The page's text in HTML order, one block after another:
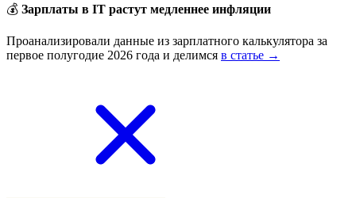
💰 Зарплаты в IT растут медленнее инфляции
Проанализировали данные из зарплатного калькулятора за
первое полугодие 2026 года и делимся в статье →